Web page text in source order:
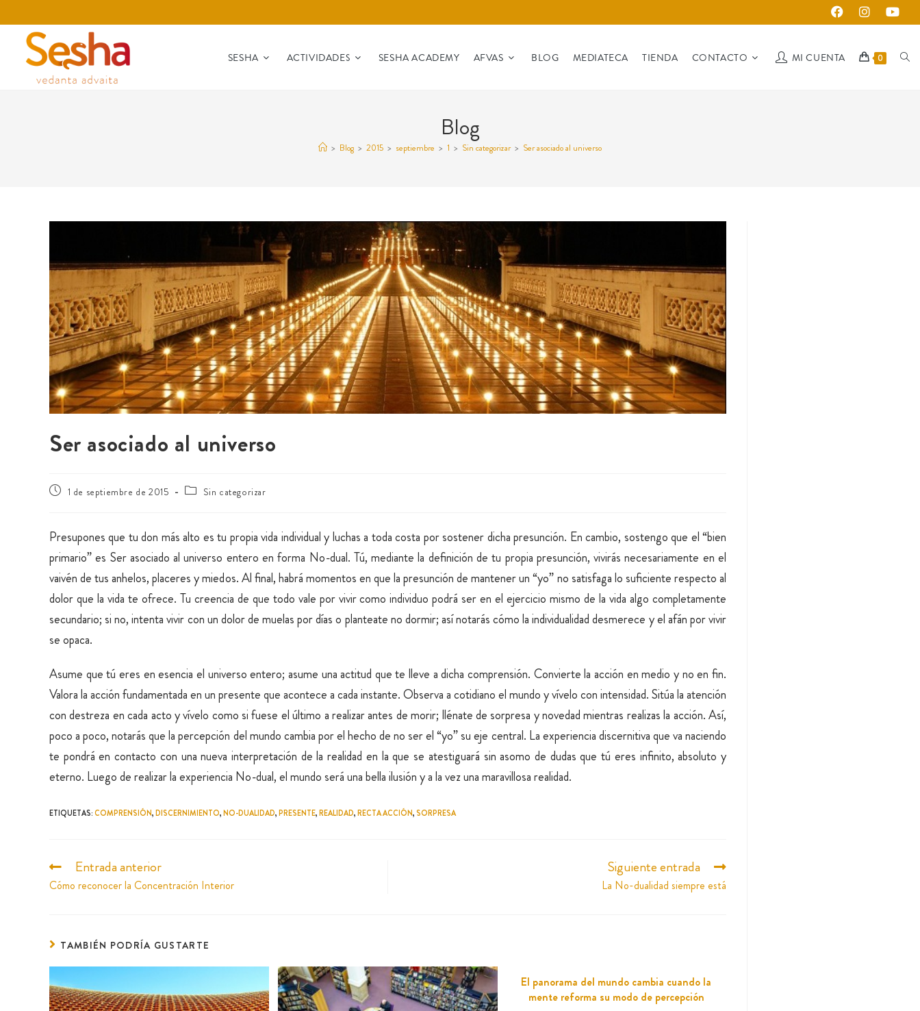
SESHA ACTIVIDADES SESHA ACADEMY AFVAS BLOG MEDIATECA TIENDA CONTACTO MI CUENTA 0
Blog
> Blog > 2015 > septiembre > 1 > Sin categorizar > Ser asociado al universo
Ser asociado al universo
1 de septiembre de 2015 Sin categorizar
Presupones que tu don más alto es tu propia vida individual y luchas a toda costa por sostener dicha presunción. En cambio, sostengo que el “bien
primario” es Ser asociado al universo entero en forma No-dual. Tú, mediante la definición de tu propia presunción, vivirás necesariamente en el
vaivén de tus anhelos, placeres y miedos. Al final, habrá momentos en que la presunción de mantener un “yo” no satisfaga lo suficiente respecto al
dolor que la vida te ofrece. Tu creencia de que todo vale por vivir como individuo podrá ser en el ejercicio mismo de la vida algo completamente
secundario; si no, intenta vivir con un dolor de muelas por días o planteate no dormir; así notarás cómo la individualidad desmerece y el afán por vivir
se opaca.
Asume que tú eres en esencia el universo entero; asume una actitud que te lleve a dicha comprensión. Convierte la acción en medio y no en fin.
Valora la acción fundamentada en un presente que acontece a cada instante. Observa a cotidiano el mundo y vívelo con intensidad. Sitúa la atención
con destreza en cada acto y vívelo como si fuese el último a realizar antes de morir; llénate de sorpresa y novedad mientras realizas la acción. Así,
poco a poco, notarás que la percepción del mundo cambia por el hecho de no ser el “yo” su eje central. La experiencia discernitiva que va naciendo
te pondrá en contacto con una nueva interpretación de la realidad en la que se atestiguará sin asomo de dudas que tú eres infinito, absoluto y
eterno. Luego de realizar la experiencia No-dual, el mundo será una bella ilusión y a la vez una maravillosa realidad.
ETIQUETAS:COMPRENSIÓN,DISCERNIMIENTO,NO-DUALIDAD,PRESENTE,REALIDAD,RECTA ACCIÓN,SORPRESA
Entrada anterior
Cómo reconocer la Concentración Interior
Siguiente entrada
La No-dualidad siempre está
TAMBIÉN PODRÍA GUSTARTE
El panorama del mundo cambia cuando la
mente reforma su modo de percepción